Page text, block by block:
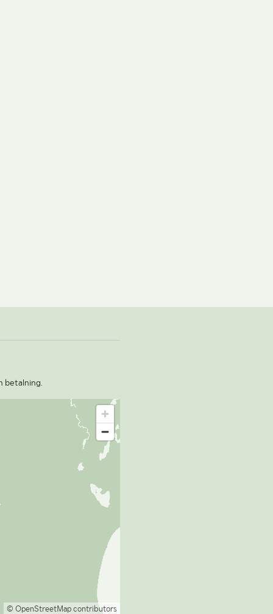
betalning.
© OpenStreetMap contributors